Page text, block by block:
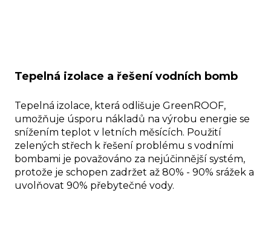
Tepelná izolace a řešení vodních bomb
Tepelná izolace, která odlišuje GreenROOF,
umožňuje úsporu nákladů na výrobu energie se
snížením teplot v letních měsících. Použití
zelených střech k řešení problému s vodními
bombami je považováno za nejúčinnější systém,
protože je schopen zadržet až 80% - 90% srážek a
uvolňovat 90% přebytečné vody.